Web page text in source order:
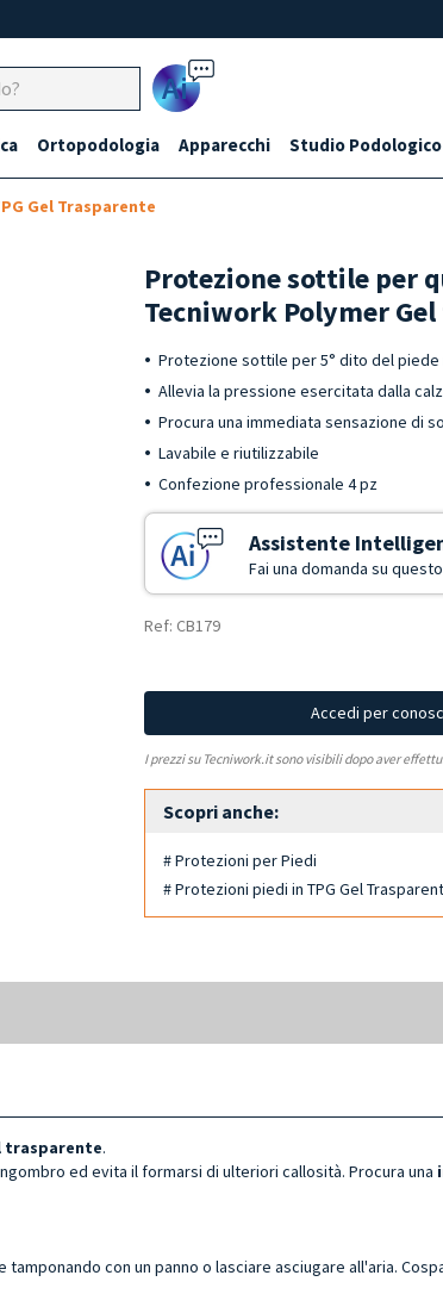
Ai
Ortopodologia Apparecchi Studio Podologico
Gel Trasparente
Protezione sottile per
Tecniwork Polymer
Protezione sottile per 5° dito del
Allevia la pressione esercitata dalla
Procura una immediata sensazione di
Lavabile e riutilizzabile
Confezione professionale 4 pz
Assistente
Fai una domanda su
Ref: CB179
Accedi per
I prezzi su Tecniwork.it sono visibili dopo aver
Scopri anche:
# Protezioni per Piedi
# Protezioni piedi in TPG Gel
trasparente.
ed evita il formarsi di ulteriori callosità. Procura una
con un panno o lasciare asciugare all'aria.